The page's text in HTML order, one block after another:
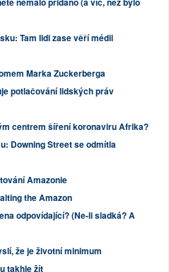
Tam lidi zase věří médii
Marka Zuckerberga
potlačování lidských práv
centrem šíření koronaviru Afrika?
Downing Street se odmítla
Amazonie
the Amazon
odpovídající? (Ne-li sladká? A
že je životní minimum
takhle žít